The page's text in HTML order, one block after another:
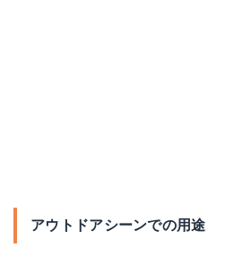
アウトドアシーンでの用途